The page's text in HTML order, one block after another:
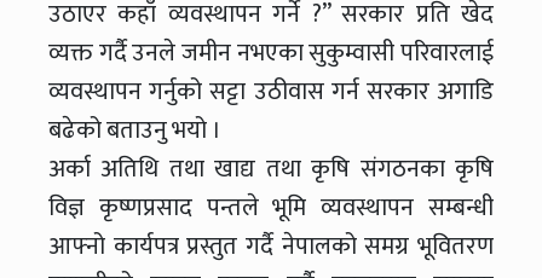
उठाएर कहाँ व्यवस्थापन गर्ने ?’’ सरकार प्रति खेद
व्यक्त गर्दै उनले जमीन नभएका सुकुम्वासी परिवारलाई
व्यवस्थापन गर्नुको सट्टा उठीवास गर्न सरकार अगाडि
बढेको बताउनु भयो ।
अर्का अतिथि तथा खाद्य तथा कृषि संगठनका कृषि
विज्ञ कृष्णप्रसाद पन्तले भूमि व्यवस्थापन सम्बन्धी
आफ्नो कार्यपत्र प्रस्तुत गर्दै नेपालको समग्र भूवितरण